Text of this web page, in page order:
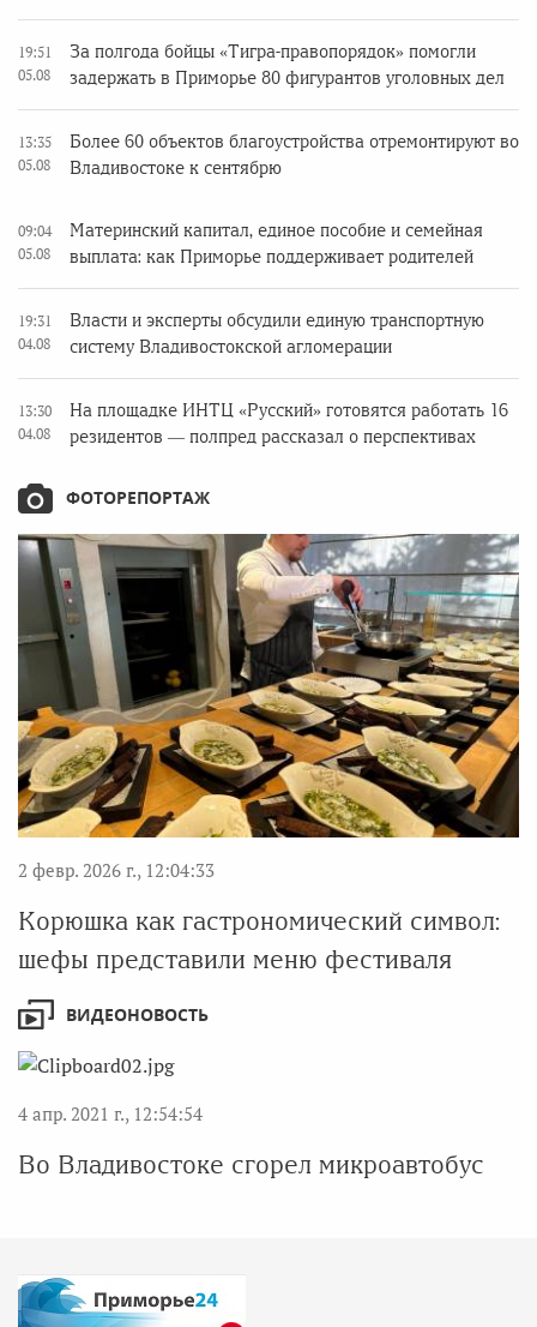
19:51
05.08
За полгода бойцы «Тигра-правопорядок» помогли
задержать в Приморье 80 фигурантов уголовных дел
13:35
05.08
Более 60 объектов благоустройства отремонтируют во
Владивостоке к сентябрю
09:04
05.08
Материнский капитал, единое пособие и семейная
выплата: как Приморье поддерживает родителей
19:31
04.08
Власти и эксперты обсудили единую транспортную
систему Владивостокской агломерации
13:30
04.08
На площадке ИНТЦ «Русский» готовятся работать 16
резидентов — полпред рассказал о перспективах
ФОТОРЕПОРТАЖ
2 февр. 2026 г., 12:04:33
Корюшка как гастрономический символ:
шефы представили меню фестиваля
ВИДЕОНОВОСТЬ
4 апр. 2021 г., 12:54:54
Во Владивостоке сгорел микроавтобус